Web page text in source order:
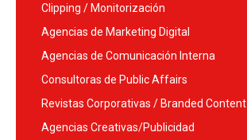
Clipping / Monitorización
Agencias de Marketing Digital
Agencias de Comunicación Interna
Consultoras de Public Affairs
Revistas Corporativas / Branded Content
Agencias Creativas/Publicidad